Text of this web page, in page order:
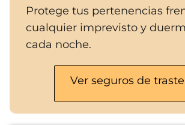
Protege tus pertenencias
cualquier imprevisto y
cada noche.
Ver seguros de